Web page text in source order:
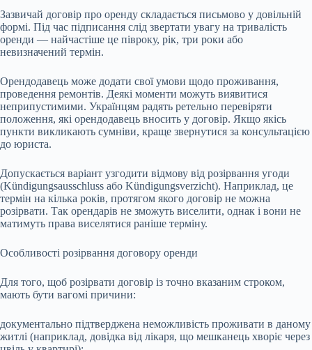
Зазвичай договір про оренду складається письмово у довільній
формі. Під час підписання слід звертати увагу на тривалість
оренди — найчастіше це півроку, рік, три роки або
невизначений термін.
Орендодавець може додати свої умови щодо проживання,
проведення ремонтів. Деякі моменти можуть виявитися
неприпустимими. Українцям радять ретельно перевіряти
положення, які орендодавець вносить у договір. Якщо якісь
пункти викликають сумніви, краще звернутися за консультацією
до юриста.
Допускається варіант узгодити відмову від розірвання угоди
(Kündigungsausschluss або Kündigungsverzicht). Наприклад, це
термін на кілька років, протягом якого договір не можна
розірвати. Так орендарів не зможуть виселити, однак і вони не
матимуть права виселятися раніше терміну.
Особливості розірвання договору оренди
Для того, щоб розірвати договір із точно вказаним строком,
мають бути вагомі причини:
документально підтверджена неможливість проживати в даному
житлі (наприклад, довідка від лікаря, що мешканець хворіє через